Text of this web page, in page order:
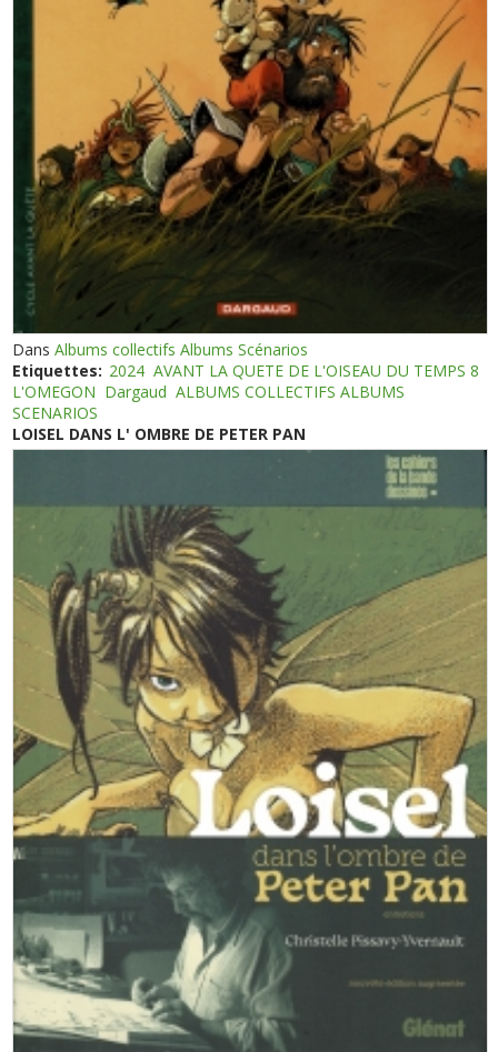
DansAlbums collectifs Albums Scénarios
Etiquettes: 2024 AVANT LA QUETE DE L'OISEAU DU TEMPS 8
L'OMEGON Dargaud ALBUMS COLLECTIFS ALBUMS
SCENARIOS
LOISEL DANS L' OMBRE DE PETER PAN